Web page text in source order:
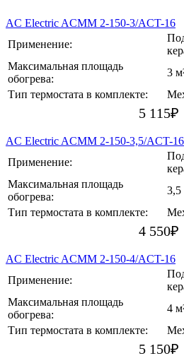
AC Electric ACMM 2-150-3/ACT-16
Применение:
Максимальная площадь
обогрева:
3
Тип термостата в комплекте:
5 115₽
AC Electric ACMM 2-150-3,5/ACT-16
Применение:
Максимальная площадь
обогрева:
3,5
Тип термостата в комплекте:
4 550₽
AC Electric ACMM 2-150-4/ACT-16
Применение:
Максимальная площадь
обогрева:
4
Тип термостата в комплекте:
5 150₽